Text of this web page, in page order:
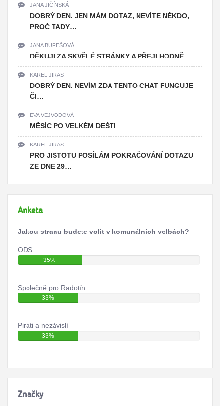
JANA JIČÍNSKÁ
DOBRÝ DEN. JEN MÁM DOTAZ, NEVÍTE NĚKDO,
PROČ TADY…
JANA BUREŠOVÁ
DĚKUJI ZA SKVĚLÉ STRÁNKY A PŘEJI HODNĚ…
KAREL JIRAS
DOBRÝ DEN. NEVÍM ZDA TENTO CHAT FUNGUJE
ČI…
EVA VEJVODOVÁ
MĚSÍC PO VELKÉM DEŠTI
KAREL JIRAS
PRO JISTOTU POSÍLÁM POKRAČOVÁNÍ DOTAZU
ZE DNE 29…
Anketa
Jakou stranu budete volit v komunálních volbách?
ODS
35%
Společně pro Radotín
33%
Piráti a nezávislí
33%
Značky